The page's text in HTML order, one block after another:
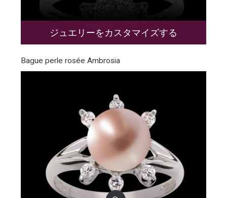
ジュエリーをカスタマイズする
Bague perle rosée Ambrosia